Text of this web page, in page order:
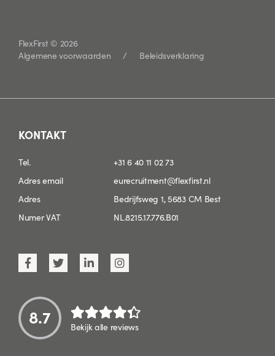
FlexFirst © 2026
Algemene voorwaarden
Beleidsverklaring
KONTAKT
Tel.
+31 6 40 11 02 73
Adres email
eurecruitment@flexfirst.nl
Adres
Bedrijfsweg 1, 5683 CM Best
Numer VAT
NL.8215.17.776.B01
8.7 Bekijk alle reviews